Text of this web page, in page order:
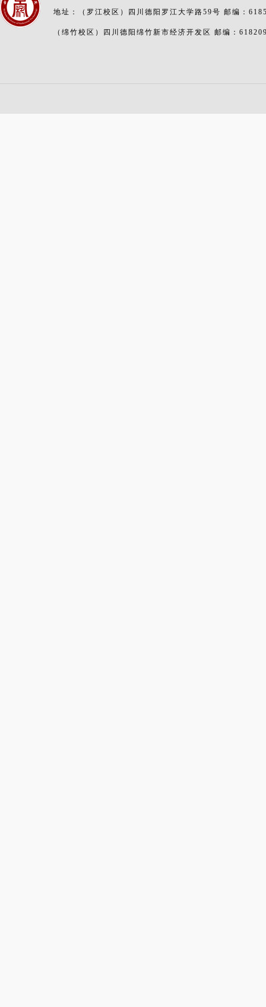
地址：（罗江校区）四川德阳罗江大学路59号 邮编：
（绵竹校区）四川德阳绵竹新市经济开发区 邮编：